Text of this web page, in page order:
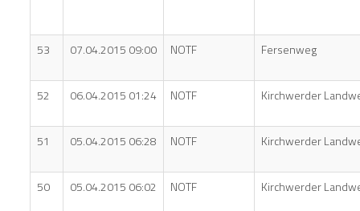
53 07.04.2015 09:00 NOTF Fersenweg
52 06.04.2015 01:24 NOTF Kirchwerder
51 05.04.2015 06:28 NOTF Kirchwerder
50 05.04.2015 06:02 NOTF Kirchwerder